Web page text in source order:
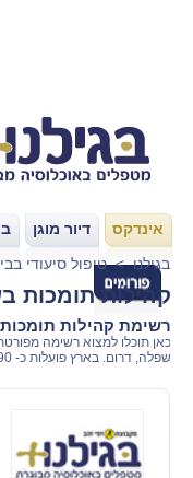
אינדקס דיור מוגן
בגילנו>טיפול סיעודי
קהילות תומכות
רשימת קהילות
כאן תוכלו למצוא רשימה
שפלה, דרום. בארץ פועלות כ- 190 קהילות תומכות המטפלות בכ- 33,000 זקנים מכל המגזרים.